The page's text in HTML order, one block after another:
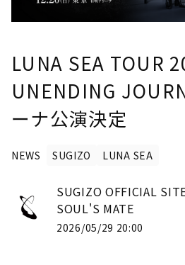
LUNA SEA TOUR
UNENDING
ーナ公演決定
NEWS SUGIZO LUNA SEA
SUGIZO OFFICIAL
SOUL'S MATE
2026/05/29 20:00